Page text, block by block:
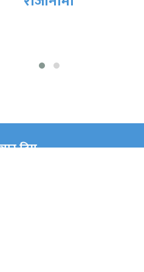
अवरुद्ध, रात्रिकालीन
टिम